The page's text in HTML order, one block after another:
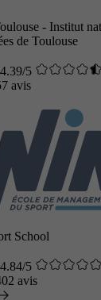
- Institut
de Toulouse
5
avis
School
5
avis